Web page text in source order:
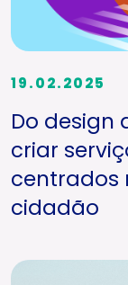
19.02.2025
Do design
criar
centrados
cidadão